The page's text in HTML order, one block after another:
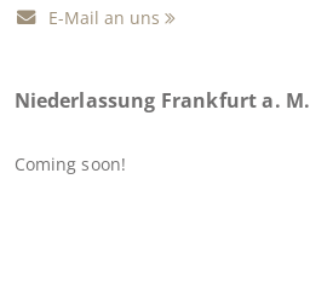
E-Mail an uns
Niederlassung Frankfurt a. M.
Coming soon!